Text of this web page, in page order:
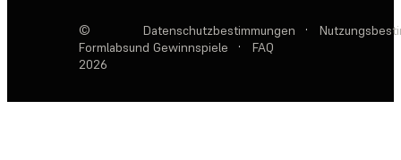
©
Formlabs
2026
Datenschutzbestimmungen ·
und Gewinnspiele
· FAQ